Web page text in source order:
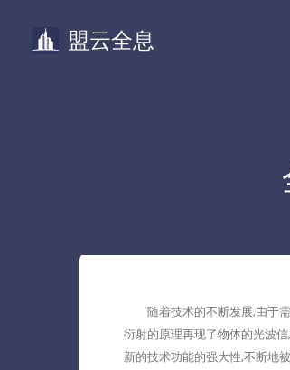
盟云全息
随着技术的不断发展,由于需
衍射的原理再现了物体的光波
新的技术功能的强大性,不断地